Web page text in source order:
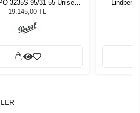
3235S 95/31 55 Unisex
Güneş Gözlüğü
19.145,00 TL
Lindberg